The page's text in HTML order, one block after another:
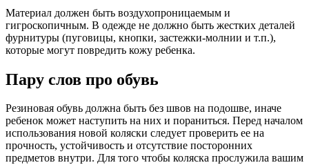
Материал должен быть воздухопроницаемым и
гигроскопичным. В одежде не должно быть жестких деталей
фурнитуры (пуговицы, кнопки, застежки-молнии и т.п.),
которые могут повредить кожу ребенка.
Пару слов про обувь
Резиновая обувь должна быть без швов на подошве, иначе
ребенок может наступить на них и пораниться. Перед началом
использования новой коляски следует проверить ее на
прочность, устойчивость и отсутствие посторонних
предметов внутри. Для того чтобы коляска прослужила вашим